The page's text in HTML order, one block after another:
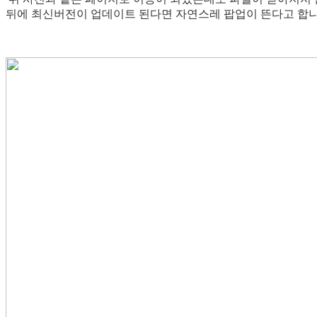
뒤에 최신버전이 업데이트 된다면 자연스레 팝업이 뜬다고 합